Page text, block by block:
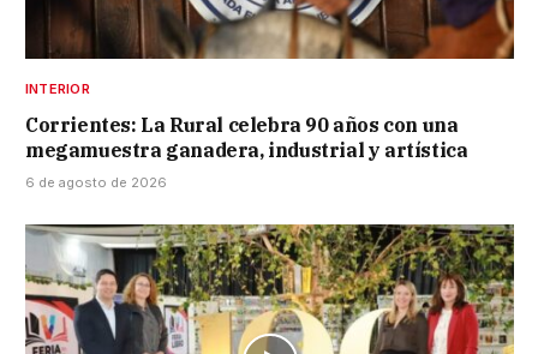
INTERIOR
Corrientes: La Rural celebra 90 años con una
megamuestra ganadera, industrial y artística
6 de agosto de 2026